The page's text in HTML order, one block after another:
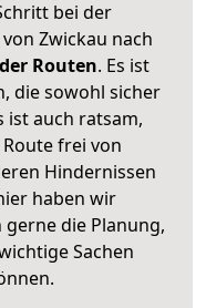
bei der
Zwickau nach
Routen. Es ist
die sowohl sicher
ist auch ratsam,
frei von
Hindernissen
haben wir
die Planung,
Sachen